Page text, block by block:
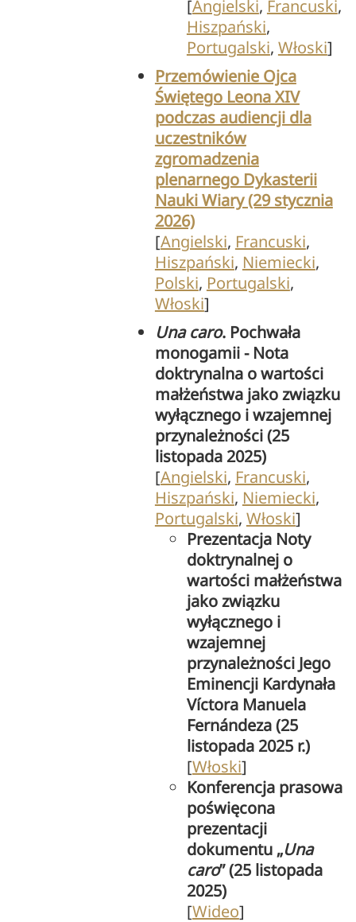
[Angielski, Francuski,
Hiszpański,
Portugalski, Włoski]
Przemówienie Ojca
Świętego Leona XIV
podczas audiencji dla
uczestników
zgromadzenia
plenarnego Dykasterii
Nauki Wiary (29 stycznia
2026)
[Angielski, Francuski,
Hiszpański, Niemiecki,
Polski, Portugalski,
Włoski]
Una caro. Pochwała
monogamii - Nota
doktrynalna o wartości
małżeństwa jako związku
wyłącznego i wzajemnej
przynależności (25
listopada 2025)
[Angielski, Francuski,
Hiszpański, Niemiecki,
Portugalski, Włoski]
Prezentacja Noty
doktrynalnej o
wartości małżeństwa
jako związku
wyłącznego i
wzajemnej
przynależności Jego
Eminencji Kardynała
Víctora Manuela
Fernándeza (25
listopada 2025 r.)
[Włoski]
Konferencja prasowa
poświęcona
prezentacji
dokumentu „Una
caro” (25 listopada
2025)
[Wideo]